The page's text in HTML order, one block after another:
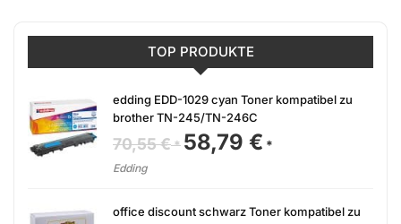
TOP PRODUKTE
edding EDD-1029 cyan Toner kompatibel zu
brother TN-245/TN-246C
70,55€
Ursprünglicher
Preis
58,79 €
Edding
office discount schwarz Toner kompatibel zu